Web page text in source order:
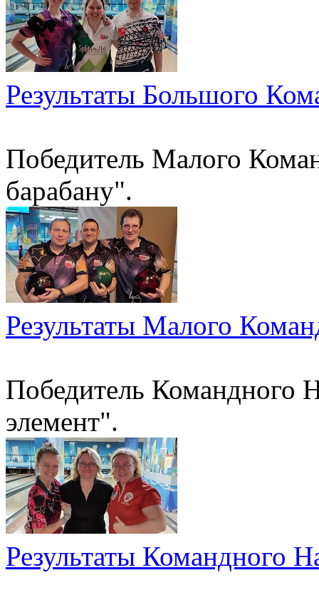
Результаты Большого
Победитель Малого
барабану".
Результаты Малого
Победитель Командного
элемент".
Результаты Командного